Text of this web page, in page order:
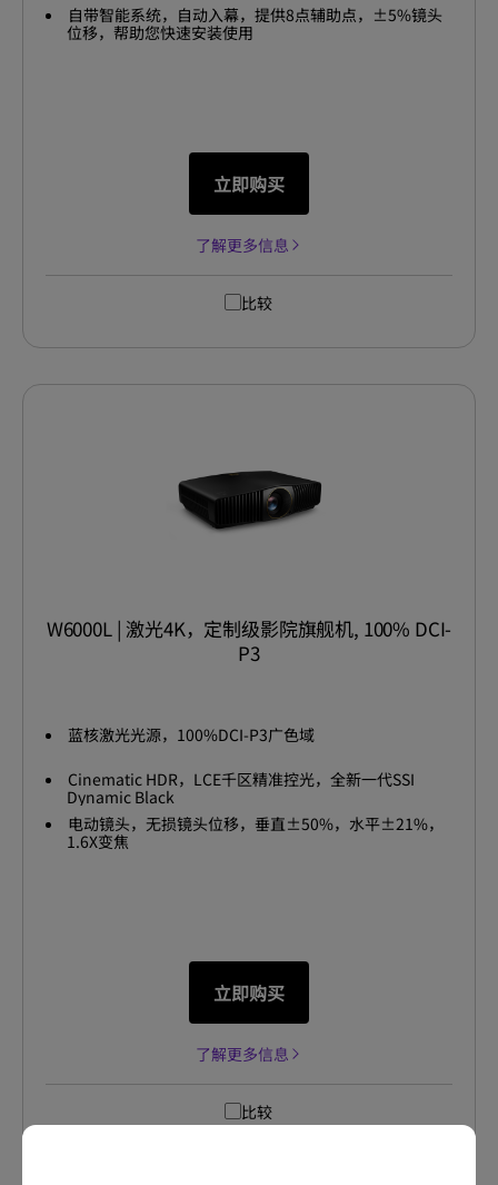
自带智能系统，自动入幕，提供8点辅助点，±5%镜头
位移，帮助您快速安装使用
立即购买
了解更多信息
比较
W6000L | 激光4K，定制级影院旗舰机, 100% DCI-
P3
蓝核激光光源，100%DCI-P3广色域
Cinematic HDR，LCE千区精准控光，全新一代SSI
Dynamic Black
电动镜头，无损镜头位移，垂直±50%，水平±21%，
1.6X变焦
立即购买
了解更多信息
比较